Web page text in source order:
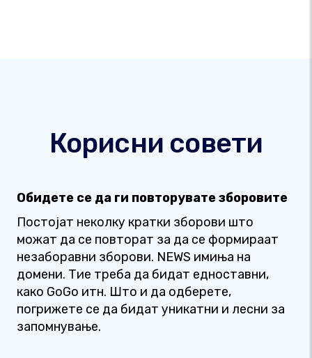
Корисни совети
Обидете се да ги повторувате зборовите
Постојат неколку кратки зборови што
можат да се повторат за да се формираат
незаборавни зборови. NEWS имиња на
домени. Тие треба да бидат едноставни,
како GoGo итн. Што и да одберете,
погрижете се да бидат уникатни и лесни за
запомнување.